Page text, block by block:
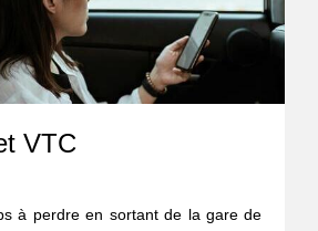
VTC
à perdre en sortant de la gare de